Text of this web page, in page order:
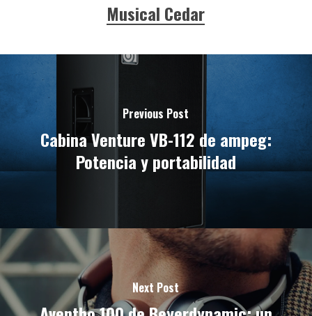
Musical Cedar
Previous Post
Cabina Venture VB-112 de ampeg:
Potencia y portabilidad
Next Post